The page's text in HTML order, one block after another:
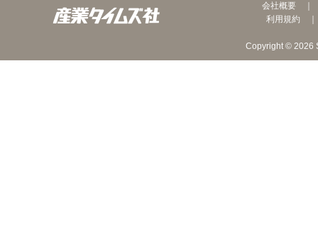
会社概要
利用規約
Copyright © 2026